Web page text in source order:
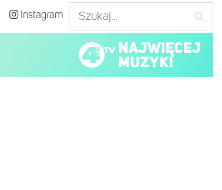
Instagram